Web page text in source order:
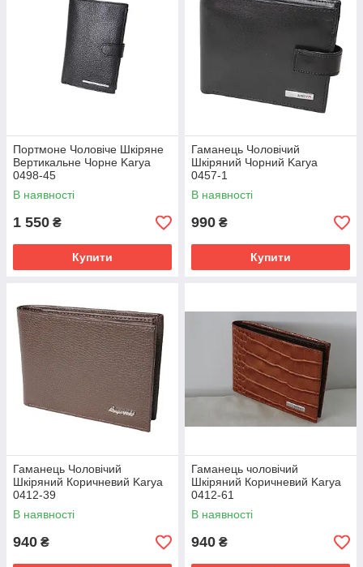
Портмоне Чоловіче Шкіряне
Вертикальне Чорне Karya
0498-45
В наявності
1 550 ₴
Купити
Гаманець Чоловічий
Шкіряний Чорний Karya
0457-1
В наявності
990 ₴
Купити
Гаманець Чоловічий
Шкіряний Коричневий Karya
0412-39
В наявності
940 ₴
Гаманець чоловічий
Шкіряний Коричневий Karya
0412-61
В наявності
940 ₴